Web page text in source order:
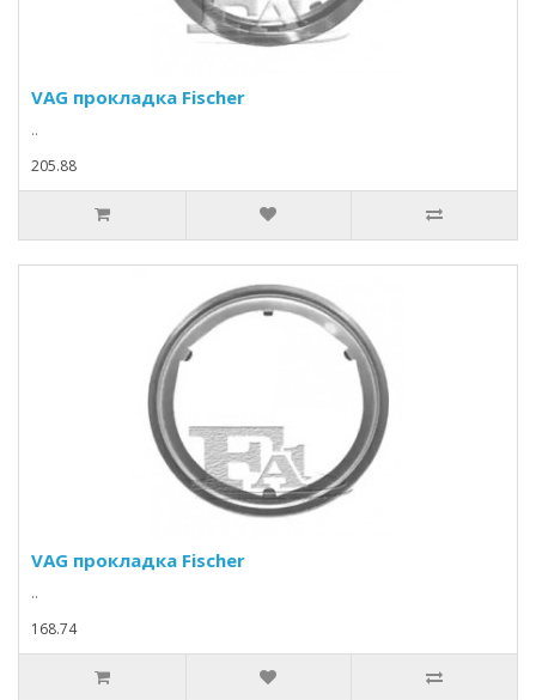
VAG прокладка Fischer
..
205.88
VAG прокладка Fischer
..
168.74